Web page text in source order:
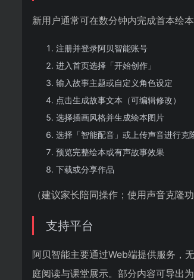
新用户通常可在数分钟内完成首本绘本
注册并登录阿贝智能账号
进入首页选择「开始创作」
输入故事主题或自定义角色设定
点击生成故事文本（可编辑修改）
选择插画风格并生成绘本图片
选择「智能配音」或上传声音进行克
预览完整绘本或有声故事效果
下载或分享作品
（建议家长陪同操作；使用声音克隆
支持平台
阿贝智能主要通过Web端提供服务，
庭阅读与课堂展示。部分内容可导出